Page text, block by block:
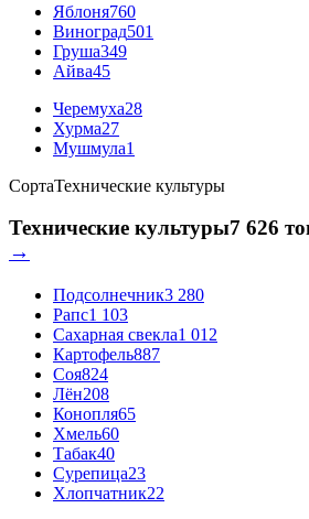
Яблоня760
Виноград501
Груша349
Айва45
Черемуха28
Хурма27
Мушмула1
СортаТехнические культуры
Технические культуры7 626
→
Подсолнечник3 280
Рапс1 103
Сахарная свекла1 012
Картофель887
Соя824
Лён208
Конопля65
Хмель60
Табак40
Сурепица23
Хлопчатник22